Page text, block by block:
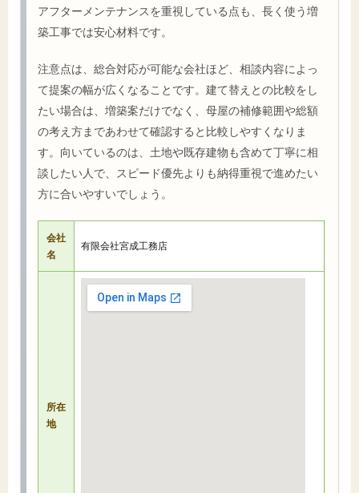
アフターメンテナンスを重視している点も、長く使う増
築工事では安心材料です。
注意点は、総合対応が可能な会社ほど、相談内容によっ
て提案の幅が広くなることです。建て替えとの比較をし
たい場合は、増築案だけでなく、母屋の補修範囲や総額
の考え方まであわせて確認すると比較しやすくなりま
す。向いているのは、土地や既存建物も含めて丁寧に相
談したい人で、スピード優先よりも納得重視で進めたい
方に合いやすいでしょう。
会社
名
有限会社宮成工務店
所在
地